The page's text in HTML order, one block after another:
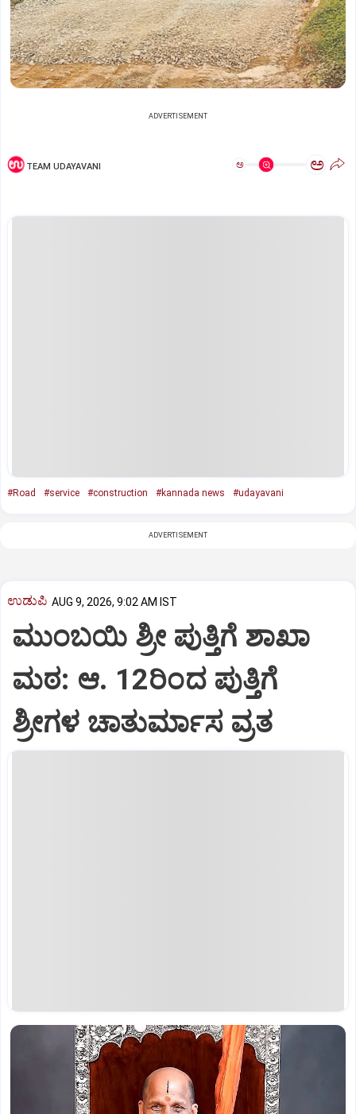
ADVERTISEMENT
TEAM UDAYAVANI ಅ ಅ
#Road #service #construction #kannada news #udayavani
ADVERTISEMENT
ಉಡುಪಿ AUG 9, 2026, 9:02 AM IST
ಮುಂಬಯಿ ಶ್ರೀ ಪುತ್ತಿಗೆ ಶಾಖಾ
ಮಠ: ಆ. 12ರಿಂದ ಪುತ್ತಿಗೆ
ಶ್ರೀಗಳ ಚಾತುರ್ಮಾಸ ವ್ರತ